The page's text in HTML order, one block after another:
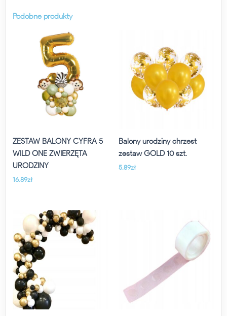
Podobne produkty
ZESTAW BALONY CYFRA 5
WILD ONE ZWIERZĘTA
URODZINY
16.89zł
Balony urodziny chrzest
zestaw GOLD 10 szt.
5.89zł